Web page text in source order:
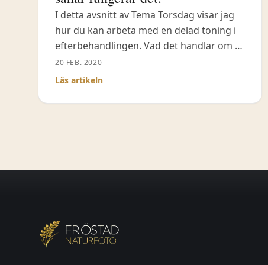
I detta avsnitt av Tema Torsdag visar jag
hur du kan arbeta med en delad toning i
efterbehandlingen. Vad det handlar om är
att du i din bild blandar in färgnyanser i
högdagrarna eller skuggorna, kanske i
cinematiskt utseende på dina bilder men
20 FEB. 2020
Läs artikeln